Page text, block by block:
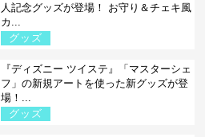
人記念グッズが登場！ お守り＆チェキ風
カ...
グッズ
『ディズニー ツイステ』「マスターシェ
フ」の新規アートを使った新グッズが登
場！...
グッズ